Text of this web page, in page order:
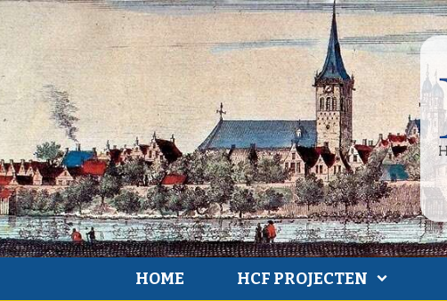
HOME HCF PROJECTEN